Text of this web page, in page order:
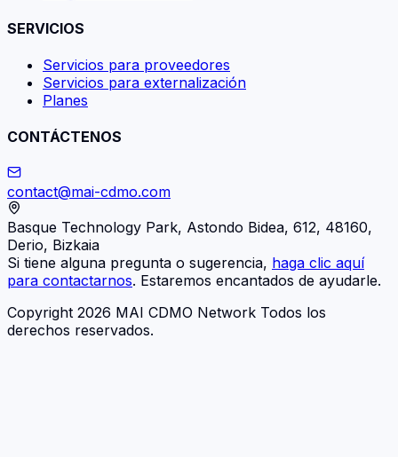
SERVICIOS
Servicios para proveedores
Servicios para externalización
Planes
CONTÁCTENOS
contact@mai-cdmo.com
Basque Technology Park, Astondo Bidea, 612, 48160,
Derio, Bizkaia
Si tiene alguna pregunta o sugerencia, haga clic aquí
para contactarnos. Estaremos encantados de ayudarle.
Copyright 2026 MAI CDMO Network Todos los
derechos reservados.